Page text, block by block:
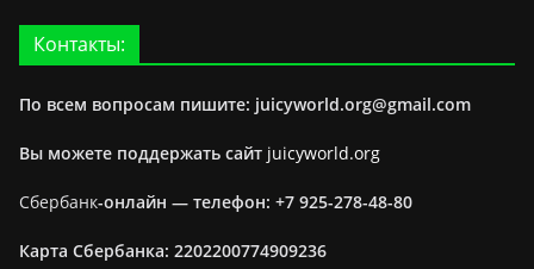
Контакты:
По всем вопросам пишите: juicyworld.org@gmail.com
Вы можете поддержать сайт juicyworld.org
Сбербанк-онлайн — телефон: +7 925-278-48-80
Карта Сбербанка: 2202200774909236